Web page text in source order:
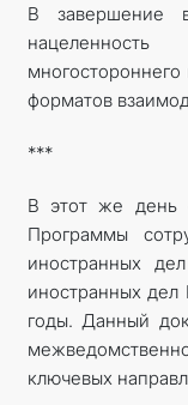
В завершение
форматов
***
В этот же день
Программы
иностранных
иностранных дел
годы. Данный
ключевых